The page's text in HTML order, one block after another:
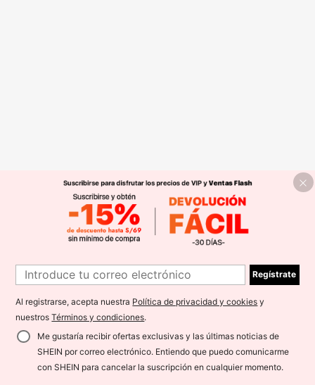
Regístrate
Al registrarse, acepta nuestra Política de privacidad y cookies y
nuestrosTérminos y condiciones.
Me gustaría recibir ofertas exclusivas y las últimas noticias de
SHEIN por correo electrónico. Entiendo que puedo comunicarme
con SHEIN para cancelar la suscripción en cualquier momento.